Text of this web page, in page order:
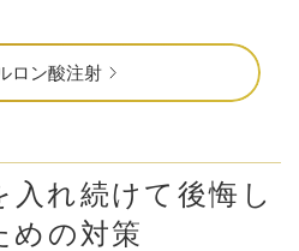
ロン酸注射
入れ続けて後悔し
めの対策